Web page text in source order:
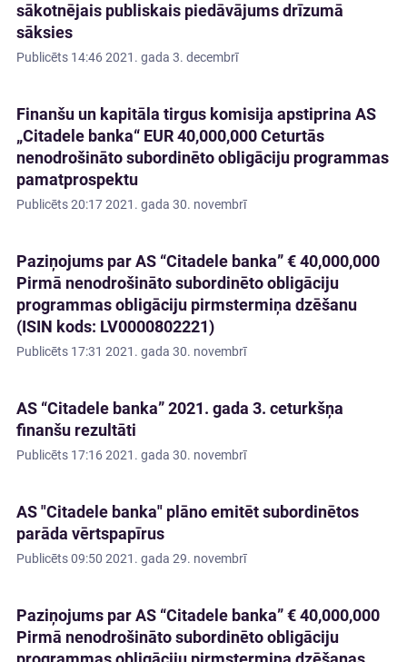
sākotnējais publiskais piedāvājums drīzumā
sāksies
Publicēts 14:46 2021. gada 3. decembrī
Finanšu un kapitāla tirgus komisija apstiprina AS
„Citadele banka“ EUR 40,000,000 Ceturtās
nenodrošināto subordinēto obligāciju programmas
pamatprospektu
Publicēts20:17 2021. gada 30. novembrī
Paziņojums par AS “Citadele banka” € 40,000,000
Pirmā nenodrošināto subordinēto obligāciju
programmas obligāciju pirmstermiņa dzēšanu
(ISIN kods: LV0000802221)
Publicēts 17:31 2021. gada 30. novembrī
AS “Citadele banka” 2021. gada 3. ceturkšņa
finanšu rezultāti
Publicēts 17:16 2021. gada 30. novembrī
AS "Citadele banka" plāno emitēt subordinētos
parāda vērtspapīrus
Publicēts09:50 2021. gada 29. novembrī
Paziņojums par AS “Citadele banka” € 40,000,000
Pirmā nenodrošināto subordinēto obligāciju